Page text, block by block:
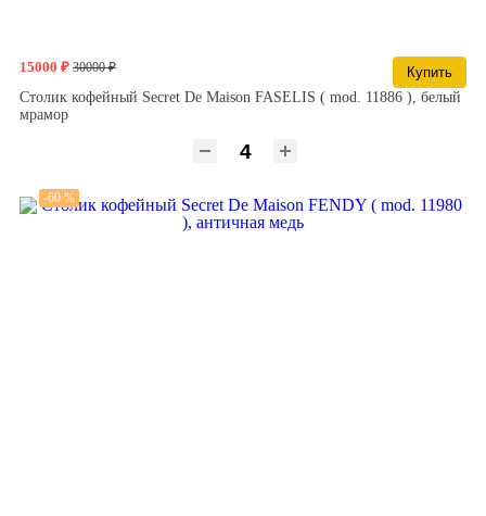
15000 ₽ 30000 ₽
Купить
Столик кофейный Secret De Maison FASELIS ( mod. 11886 ), белый
мрамор
-60 %